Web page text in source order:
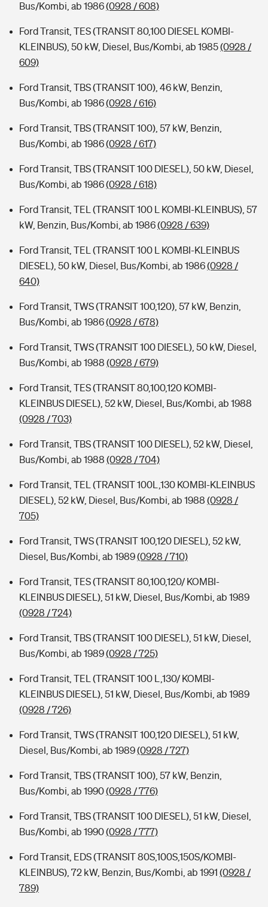
Bus/Kombi, ab 1986(0928 / 608)
Ford Transit, TES (TRANSIT 80,100 DIESEL KOMBI-
KLEINBUS), 50 kW, Diesel, Bus/Kombi, ab 1985(0928 /
609)
Ford Transit, TBS (TRANSIT 100), 46 kW, Benzin,
Bus/Kombi, ab 1986(0928 / 616)
Ford Transit, TBS (TRANSIT 100), 57 kW, Benzin,
Bus/Kombi, ab 1986(0928 / 617)
Ford Transit, TBS (TRANSIT 100 DIESEL), 50 kW, Diesel,
Bus/Kombi, ab 1986(0928 / 618)
Ford Transit, TEL (TRANSIT 100 L KOMBI-KLEINBUS), 57
kW, Benzin, Bus/Kombi, ab 1986(0928 / 639)
Ford Transit, TEL (TRANSIT 100 L KOMBI-KLEINBUS
DIESEL), 50 kW, Diesel, Bus/Kombi, ab 1986(0928 /
640)
Ford Transit, TWS (TRANSIT 100,120), 57 kW, Benzin,
Bus/Kombi, ab 1986(0928 / 678)
Ford Transit, TWS (TRANSIT 100 DIESEL), 50 kW, Diesel,
Bus/Kombi, ab 1988 (0928 / 679)
Ford Transit, TES (TRANSIT 80,100,120 KOMBI-
KLEINBUS DIESEL), 52 kW, Diesel, Bus/Kombi, ab 1988
(0928 / 703)
Ford Transit, TBS (TRANSIT 100 DIESEL), 52 kW, Diesel,
Bus/Kombi, ab 1988 (0928 / 704)
Ford Transit, TEL (TRANSIT 100L,130 KOMBI-KLEINBUS
DIESEL), 52 kW, Diesel, Bus/Kombi, ab 1988 (0928 /
705)
Ford Transit, TWS (TRANSIT 100,120 DIESEL), 52 kW,
Diesel, Bus/Kombi, ab 1989(0928 / 710)
Ford Transit, TES (TRANSIT 80,100,120/ KOMBI-
KLEINBUS DIESEL), 51 kW, Diesel, Bus/Kombi, ab 1989
(0928 / 724)
Ford Transit, TBS (TRANSIT 100 DIESEL), 51 kW, Diesel,
Bus/Kombi, ab 1989(0928 / 725)
Ford Transit, TEL (TRANSIT 100 L,130/ KOMBI-
KLEINBUS DIESEL), 51 kW, Diesel, Bus/Kombi, ab 1989
(0928 / 726)
Ford Transit, TWS (TRANSIT 100,120 DIESEL), 51 kW,
Diesel, Bus/Kombi, ab 1989(0928 / 727)
Ford Transit, TBS (TRANSIT 100), 57 kW, Benzin,
Bus/Kombi, ab 1990(0928 / 776)
Ford Transit, TBS (TRANSIT 100 DIESEL), 51 kW, Diesel,
Bus/Kombi, ab 1990(0928 / 777)
Ford Transit, EDS (TRANSIT 80S,100S,150S/KOMBI-
KLEINBUS), 72 kW, Benzin, Bus/Kombi, ab 1991 (0928 /
789)